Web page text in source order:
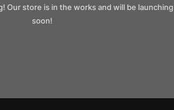
Our store is in the works and will be launching
soon!